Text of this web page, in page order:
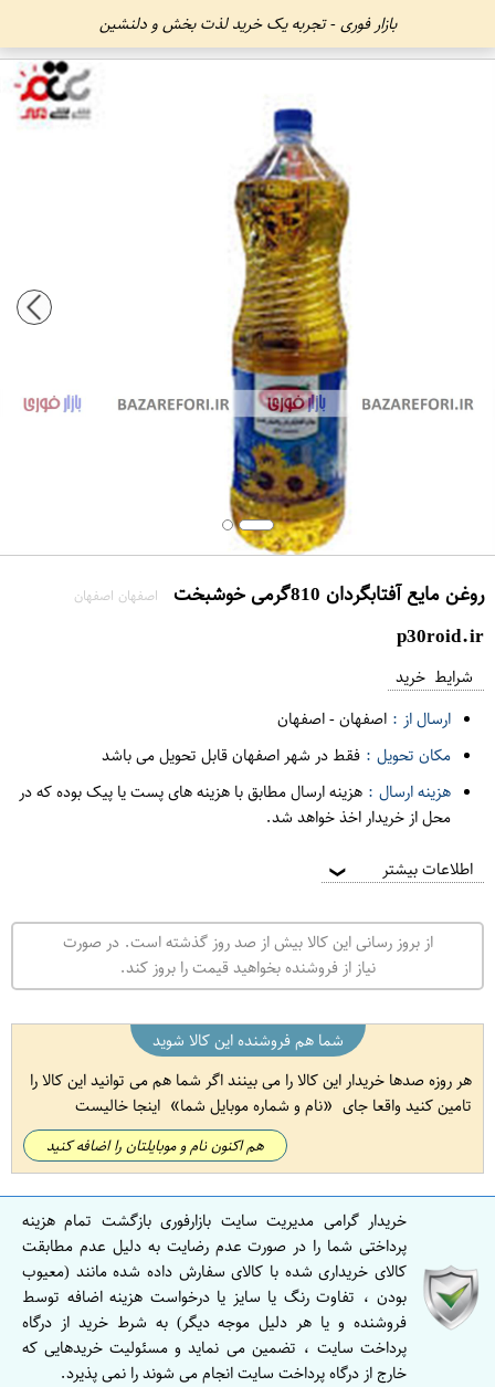
بازار فوری - تجربه یک خرید لذت بخش و دلنشین
روغن مايع آفتابگردان 810گرمی خوشبخت اصفهان اصفهان
p30roid.ir
شرایط خرید
ارسال از : اصفهان-اصفهان
مکان تحویل : فقط در شهر اصفهان قابل تحویل می باشد
هزینه ارسال : هزینه ارسال مطابق با هزینه های پست یا پیک بوده که در
محل از خریدار اخذ خواهد شد.
اطلاعات بیشتر ❯
از بروز رسانی این کالا بیش از صد روز گذشته است. در صورت
نیاز از فروشنده بخواهید قیمت را بروز کند.
شما هم فروشنده این کالا شوید
هر روزه صدها خریدار این کالا را می بینند اگر شما هم می توانید این کالا را
تامین کنید واقعا جای
نام و شماره موبایل شما اینجا خالیست
هم اکنون نام و موبایلتان را اضافه کنید
خریدار گرامی مدیریت سایت بازارفوری بازگشت تمام هزینه
پرداختی شما را در صورت عدم رضایت به دلیل عدم مطابقت
کالای خریداری شده با کالای سفارش داده شده مانند (معیوب
بودن ، تفاوت رنگ یا سایز یا درخواست هزینه اضافه توسط
فروشنده و یا هر دلیل موجه دیگر) به شرط خرید از درگاه
پرداخت سایت ، تضمین می نماید و مسئولیت خریدهایی که
خارج از درگاه پرداخت سایت انجام می شوند را نمی پذیرد.